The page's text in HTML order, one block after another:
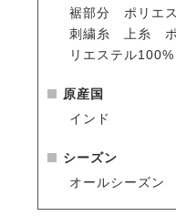
・素材へのこだわり
寄せ。
ものです。
ファッショントレン
がっています。
裾部分 ポリエ
刺繍糸 上糸
リエステル100%
原産国
インド
シーズン
オールシーズン